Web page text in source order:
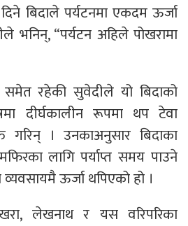
बिदाले पर्यटनमा एकदम ऊर्जा
भनिन्, “पर्यटन अहिले पोखरामा
रहेकी सुवेदीले यो बिदाको
दीर्घकालीन रूपमा थप टेवा
गरिन् । उनकाअनुसार बिदाका
लागि पर्याप्त समय पाउने
ऊर्जा थपिएको हो ।
लेखनाथ र यस वरिपरिका